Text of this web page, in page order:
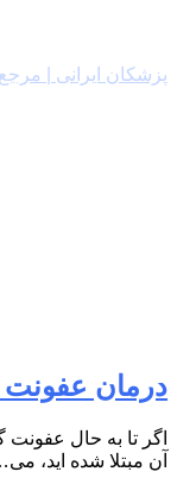
پزشکان ایرانی |
درمان عفونت
اگر تا به حال عفونت
آن مبتلا شده اید،